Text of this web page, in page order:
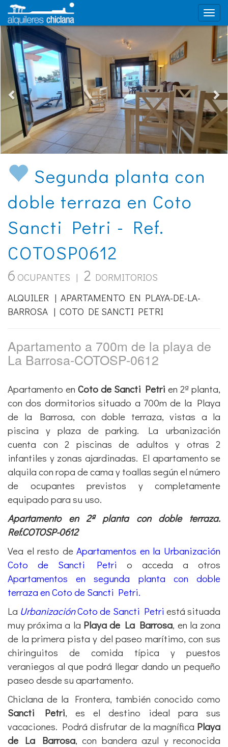
Segunda planta con
doble terraza en Coto
Sancti Petri - Ref.
COTOSP0612
6 OCUPANTES | 2 DORMITORIOS
ALQUILER | APARTAMENTO EN PLAYA-DE-LA-
BARROSA | COTO DE SANCTI PETRI
Apartamento a 700m de la playa de
La Barrosa-COTOSP-0612
Apartamento en Coto de Sancti Petri en 2ª planta,
con dos dormitorios situado a 700m de la Playa
de la Barrosa, con doble terraza, vistas a la
piscina y plaza de parking. La urbanización
cuenta con 2 piscinas de adultos y otras 2
infantiles y zonas ajardinadas. El apartamento se
alquila con ropa de cama y toallas según el número
de ocupantes previstos y completamente
equipado para su uso.
Apartamento en 2ª planta con doble terraza.
Ref.COTOSP-0612
Vea el resto deApartamentos en la Urbanización
Coto de Sancti Petri o acceda a otros
Apartamentos en segunda planta con doble
terraza en Coto de Sancti Petri.
La UrbanizaciónCoto de Sancti Petri está situada
muy próxima a la Playa de La Barrosa, en la zona
de la primera pista y del paseo marítimo, con sus
chiringuitos de comida típica y puestos
veraniegos al que podrá llegar dando un pequeño
paseo desde su apartamento.
Chiclana de la Frontera, también conocido como
Sancti Petri, es el destino ideal para sus
vacaciones. Podrá disfrutar de la magnífica Playa
de La Barrosa, con bandera azul y reconocida